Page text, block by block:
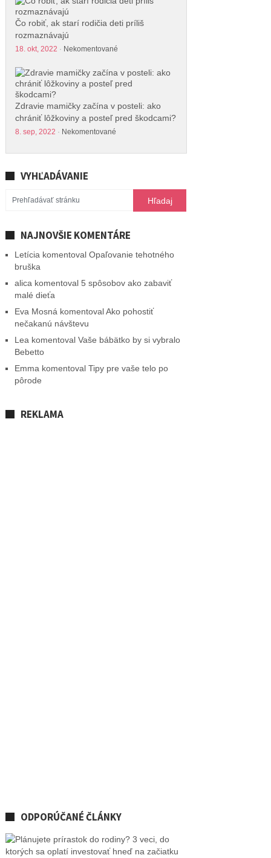
Čo robiť, ak starí rodičia deti príliš
rozmaznávajú
18. okt, 2022 · Nekomentované
Zdravie mamičky začína v posteli: ako
chrániť lôžkoviny a posteľ pred škodcami?
8. sep, 2022 · Nekomentované
VYHĽADÁVANIE
NAJNOVŠIE KOMENTÁRE
Letícia komentoval Opaľovanie tehotného
bruška
alica komentoval 5 spôsobov ako zabaviť
malé dieťa
Eva Mosná komentovalAko pohostiť
nečakanú návštevu
Lea komentoval Vaše bábätko by si vybralo
Bebetto
Emma komentoval Tipy pre vaše telo po
pôrode
REKLAMA
ODPORÚČANÉ ČLÁNKY